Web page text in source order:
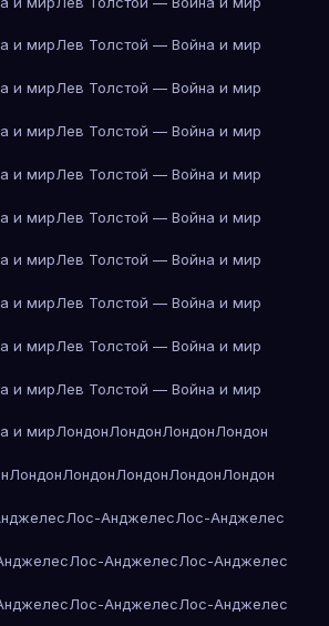
и мирЛев Толстой — Война и мир
и мирЛев Толстой — Война и мир
и мирЛев Толстой — Война и мир
и мирЛев Толстой — Война и мир
и мирЛев Толстой — Война и мир
и мирЛев Толстой — Война и мир
и мирЛев Толстой — Война и мир
и мирЛев Толстой — Война и мир
и мирЛев Толстой — Война и мир
и мирЛондонЛондонЛондонЛондон
ЛондонЛондонЛондонЛондонЛондон
Лос-АнджелесЛос-Анджелес
Лос-АнджелесЛос-Анджелес
Лос-АнджелесЛос-Анджелес